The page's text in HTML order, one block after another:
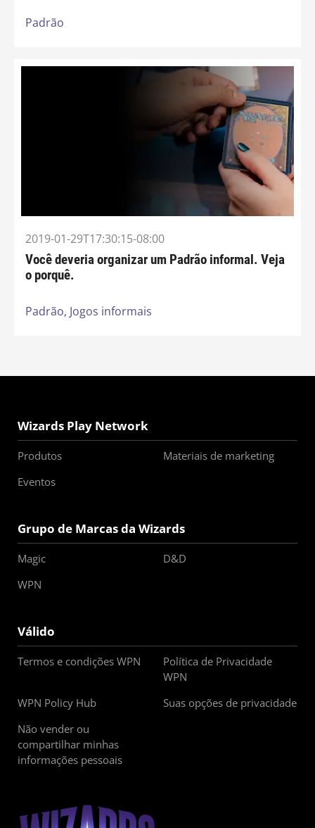
Padrão
2019-01-29T17:30:15-08:00
Você deveria organizar um Padrão informal. Veja
o porquê.
Padrão, Jogos informais
Wizards Play Network
Produtos
Materiais de marketing
Eventos
Grupo de Marcas da Wizards
Magic
D&D
WPN
Válido
Termos e condições WPN
Política de Privacidade
WPN
WPN Policy Hub
Suas opções de privacidade
Não vender ou
compartilhar minhas
informações pessoais